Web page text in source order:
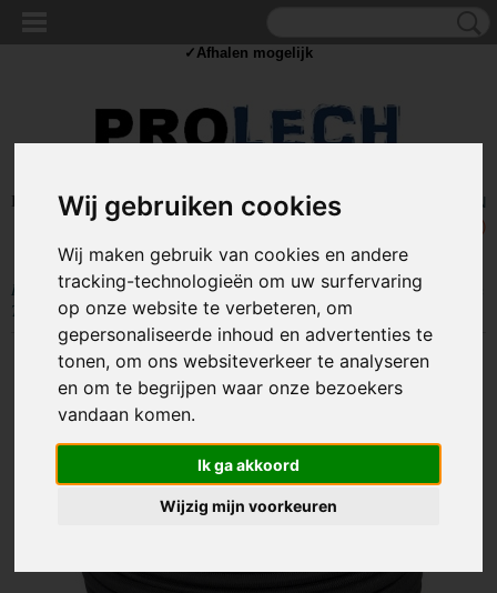
Wij gebruiken cookies
Wij maken gebruik van cookies en andere
tracking-technologieën om uw surfervaring
op onze website te verbeteren, om
gepersonaliseerde inhoud en advertenties te
tonen, om ons websiteverkeer te analyseren
en om te begrijpen waar onze bezoekers
vandaan komen.
Ik ga akkoord
Wijzig mijn voorkeuren
Inloggen Registreren
UW WINKELWAGEN
(0)
Home >TOUW & ELASTIEK>10MM ELASTIEK>100 meter Elastisch
Touw - 10mm - ZWART - elastiek op rol
✓Afhalen mogelijk